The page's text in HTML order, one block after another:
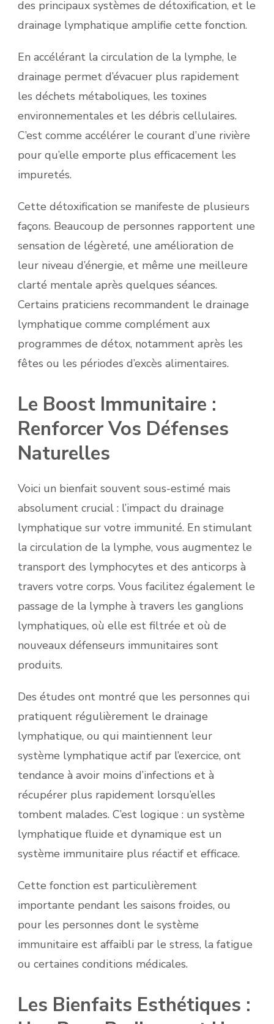
des principaux systèmes de détoxification, et le
drainage lymphatique amplifie cette fonction.
En accélérant la circulation de la lymphe, le
drainage permet d’évacuer plus rapidement
les déchets métaboliques, les toxines
environnementales et les débris cellulaires.
C’est comme accélérer le courant d’une rivière
pour qu’elle emporte plus efficacement les
impuretés.
Cette détoxification se manifeste de plusieurs
façons. Beaucoup de personnes rapportent une
sensation de légèreté, une amélioration de
leur niveau d’énergie, et même une meilleure
clarté mentale après quelques séances.
Certains praticiens recommandent le drainage
lymphatique comme complément aux
programmes de détox, notamment après les
fêtes ou les périodes d’excès alimentaires.
Le Boost Immunitaire :
Renforcer Vos Défenses
Naturelles
Voici un bienfait souvent sous-estimé mais
absolument crucial : l’impact du drainage
lymphatique sur votre immunité. En stimulant
la circulation de la lymphe, vous augmentez le
transport des lymphocytes et des anticorps à
travers votre corps. Vous facilitez également le
passage de la lymphe à travers les ganglions
lymphatiques, où elle est filtrée et où de
nouveaux défenseurs immunitaires sont
produits.
Des études ont montré que les personnes qui
pratiquent régulièrement le drainage
lymphatique, ou qui maintiennent leur
système lymphatique actif par l’exercice, ont
tendance à avoir moins d’infections et à
récupérer plus rapidement lorsqu’elles
tombent malades. C’est logique : un système
lymphatique fluide et dynamique est un
système immunitaire plus réactif et efficace.
Cette fonction est particulièrement
importante pendant les saisons froides, ou
pour les personnes dont le système
immunitaire est affaibli par le stress, la fatigue
ou certaines conditions médicales.
Les Bienfaits Esthétiques :